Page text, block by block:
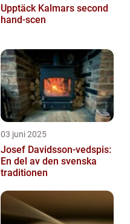
Upptäck Kalmars second
hand-scen
03 juni 2025
Josef Davidsson-vedspis:
En del av den svenska
traditionen